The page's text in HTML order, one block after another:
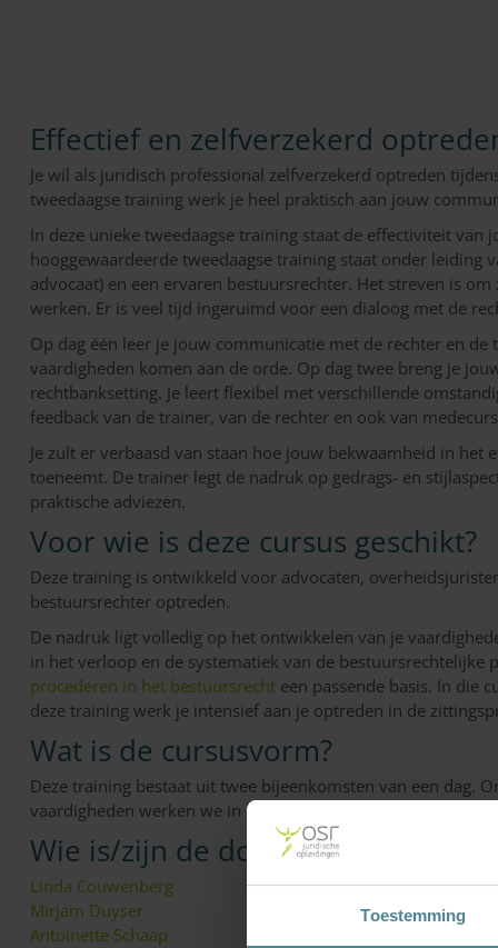
Toestemming
Effectief en zelfverzekerd
Je wil als juridisch professional zelfverzekerd optreden
tweedaagse training werk je heel praktisch aan jouw
In deze unieke tweedaagse training staat de effectiviteit
hooggewaardeerde tweedaagse training staat onder leiding
advocaat) en een ervaren bestuursrechter. Het streven is
werken. Er is veel tijd ingeruimd voor een dialoog met de
Op dag één leer je jouw communicatie met de rechter en
vaardigheden komen aan de orde. Op dag twee breng je
rechtbanksetting. Je leert flexibel met verschillende
feedback van de trainer, van de rechter en ook van
Je zult er verbaasd van staan hoe jouw bekwaamheid in
toeneemt. De trainer legt de nadruk op gedrags- en
praktische adviezen.
Voor wie is deze cursus geschikt?
Deze training is ontwikkeld voor advocaten,
bestuursrechter optreden.
De nadruk ligt volledig op het ontwikkelen van je
in het verloop en de systematiek van de bestuursrechtelijke
procederen in het bestuursrecht een passende basis. In die
deze training werk je intensief aan je optreden in de
Wat is de cursusvorm?
Deze training bestaat uit twee bijeenkomsten van een dag.
vaardigheden werken we in kleine groepen van maximaal 12
Wie is/zijn de docenten?
Linda Couwenberg
Mirjam Duyser
Antoinette Schaap